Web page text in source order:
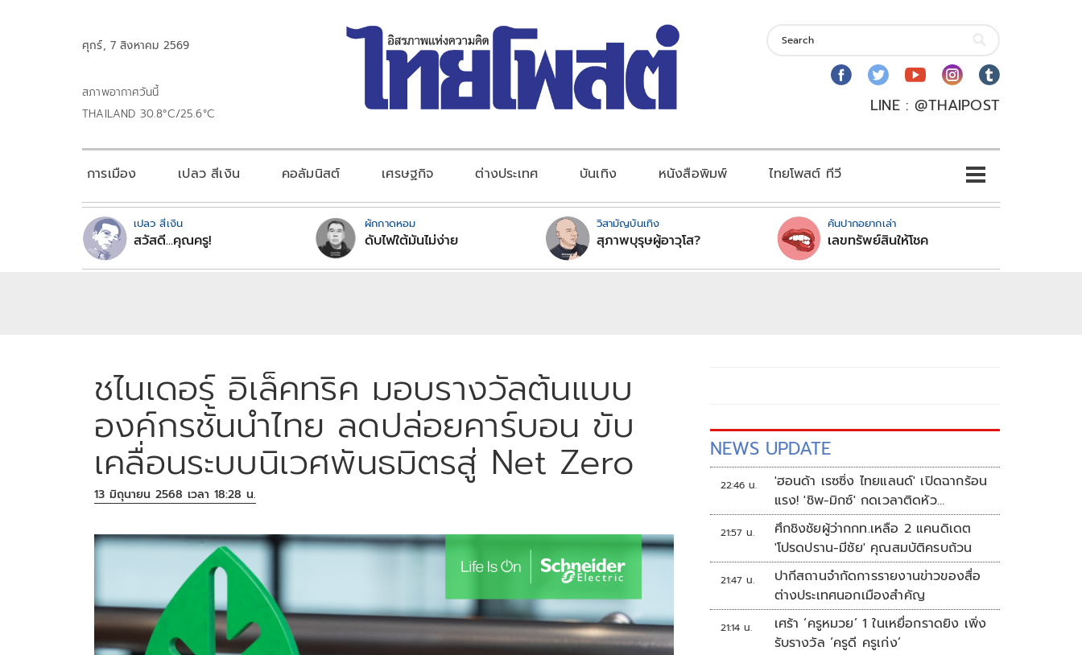
ศุกร์, 7 สิงหาคม 2569
สภาพอากาศวันนี้
THAILAND 30.8°C/25.6°C
LINE : @THAIPOST
การเมือง เปลว สีเงิน คอลัมนิสต์ เศรษฐกิจ ต่างประเทศ บันเทิง หนังสือพิมพ์ ไทยโพสต์ ทีวี
เปลว สีเงิน
สวัสดี...คุณครู!
ผักกาดหอม
ดับไฟใต้มันไม่ง่าย
วิสามัญบันเทิง
สุภาพบุรุษผู้อาวุโส?
คันปากอยากเล่า
เลขทรัพย์สินให้โชค
ชไนเดอร์ อิเล็คทริค มอบรางวัลต้นแบบ
องค์กรชั้นนำไทย ลดปล่อยคาร์บอน ขับ
เคลื่อนระบบนิเวศพันธมิตรสู่ Net Zero
13 มิถุนายน 2568 เวลา 18:28 น.
NEWS UPDATE
22:46 น.
'ฮอนด้า เรซซิ่ง ไทยแลนด์' เปิดฉากร้อน
แรง! 'ชิพ-มิกซ์' กดเวลาติดหัว
แถว ARRC สนาม 4 ที่มัลดาลิกา
21:57 น.
ศึกชิงชัยผู้ว่ากกท.เหลือ 2 แคนดิเดต
'โปรดปราน-มีชัย' คุณสมบัติครบถ้วน
21:47 น.
ปากีสถานจำกัดการรายงานข่าวของสื่อ
ต่างประเทศนอกเมืองสำคัญ
21:14 น.
เศร้า ‘ครูหมวย’ 1 ในเหยื่อกราดยิง เพิ่ง
รับรางวัล ‘ครูดี ครูเก่ง’